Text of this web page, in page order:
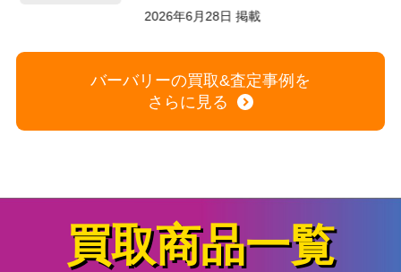
2026年6月28日 掲載
バーバリーの買取&査定事例を
さらに見る
買取商品一覧